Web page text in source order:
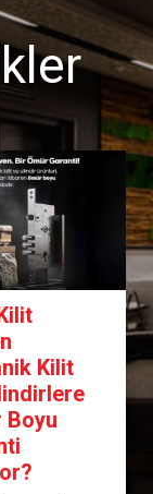
Rehberi:
Nasıl
Seviye